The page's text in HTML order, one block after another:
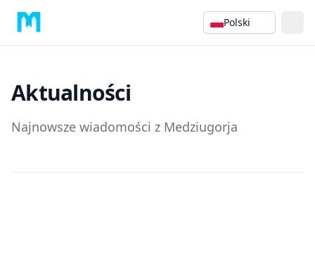
Polski
Aktualności
Najnowsze wiadomości z Medziugorja